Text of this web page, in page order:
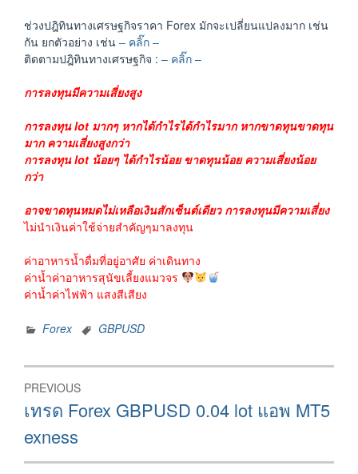
ช่วงปฎิทินทางเศรษฐกิจราคา Forex มักจะเปลี่ยนแปลงมาก เช่น
กัน ยกตัวอย่าง เช่น – คลิ๊ก –
ติดตามปฎิทินทางเศรษฐกิจ : – คลิ๊ก –
การลงทุนมีความเสี่ยงสูง
การลงทุน lot มากๆ หากได้กำไรได้กำไรมาก หากขาดทุนขาดทุน
มาก ความเสี่ยงสูงกว่า
การลงทุน lot น้อยๆ ได้กำไรน้อย ขาดทุนน้อย ความเสี่ยงน้อย
กว่า
อาจขาดทุนหมดไม่เหลือเงินสักเซ็นต์เดียว การลงทุนมีความเสี่ยง
ไม่นำเงินค่าใช้จ่ายสำคัญๆมาลงทุน
ค่าอาหารน้ำดื่มที่อยู่อาศัย ค่าเดินทาง
ค่าน้ำค่าอาหารสุนัขเลี้ยงแมวจร
ค่าน้ำค่าไฟฟ้า แสงสีเสียง
Forex GBPUSD
Post
navigation
PREVIOUS
Previous
post:
เทรด Forex GBPUSD 0.04 lot แอพ MT5
exness